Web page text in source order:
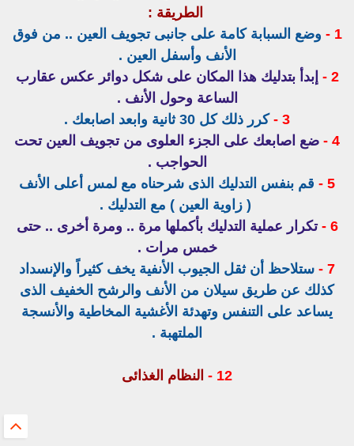
الطريقة :
1 -
وضع السبابة كامة على جانبى تجويف العين .. من فوق
الأنف وأسفل العين .
2 -
إبدأ بتدليك هذا المكان على شكل دوائر عكس عقارب
الساعة وحول الأنف .
3 -
كرر ذلك كل 30 ثانية وابعد اصابعك .
4 -
ضع اصابعك على الجزء العلوى من تجويف العين تحت
الحواجب .
5 -
قم بنفس التدليك الذى شرحناه مع لمس أعلى الأنف
( زاوية العين ) مع التدليك .
6 -
تكرار عملية التدليك بأكملها مرة .. ومرة أخرى .. حتى
خمس مرات .
7 -
ستلاحظ أن ثقل الجيوب الأنفية يخف كثيراً والإنسداد
كذلك عن طريق سيلان من الأنف والرشح الخفيف الذى
يساعد على التنفس وتهدئة الأغشية المخاطية والأنسجة
الملتهبة .
12 - النظام الغذائى